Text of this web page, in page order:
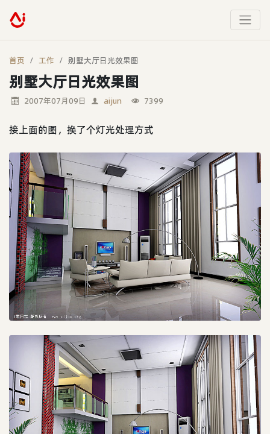
首页 工作 别墅大厅日光效果图
别墅大厅日光效果图
2007年07月09日 aijun 7399
接上面的图，换了个灯光处理方式